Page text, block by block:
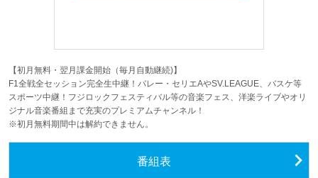
【初月無料・翌月課金開始（毎月自動継続)】
F1全戦全セッション完全生中継！バレー・セリエAやSV.LEAGUE、バスケ等
スポーツ中継！フジロックフェスティバル等の音楽フェス、洋楽ライブやオリ
ジナル音楽番組まで充実のプレミアムチャンネル！
※初月無料期間中は解約できません。
番組表